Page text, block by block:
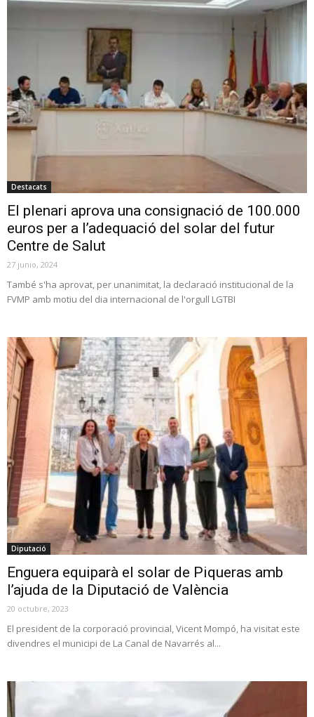
Destacats
El plenari aprova una consignació de 100.000
euros per a l’adequació del solar del futur
Centre de Salut
27 junio, 2024
També s'ha aprovat, per unanimitat, la declaració institucional de la
FVMP amb motiu del dia internacional de l'orgull LGTBI
Diputació
Enguera equiparà el solar de Piqueras amb
l’ajuda de la Diputació de València
20 octubre, 2023
El president de la corporació provincial, Vicent Mompó, ha visitat este
divendres el municipi de La Canal de Navarrés al...